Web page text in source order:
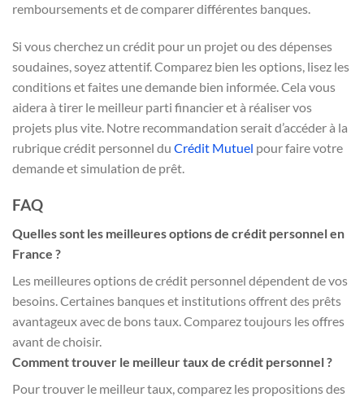
remboursements et de comparer différentes banques.
Si vous cherchez un crédit pour un projet ou des dépenses
soudaines, soyez attentif. Comparez bien les options, lisez les
conditions et faites une demande bien informée. Cela vous
aidera à tirer le meilleur parti financier et à réaliser vos
projets plus vite. Notre recommandation serait d’accéder à la
rubrique crédit personnel du Crédit Mutuel pour faire votre
demande et simulation de prêt.
FAQ
Quelles sont les meilleures options de crédit personnel en
France ?
Les meilleures options de crédit personnel dépendent de vos
besoins. Certaines banques et institutions offrent des prêts
avantageux avec de bons taux. Comparez toujours les offres
avant de choisir.
Comment trouver le meilleur taux de crédit personnel ?
Pour trouver le meilleur taux, comparez les propositions des